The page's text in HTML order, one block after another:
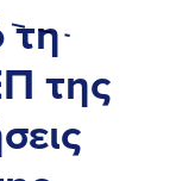
τη
της